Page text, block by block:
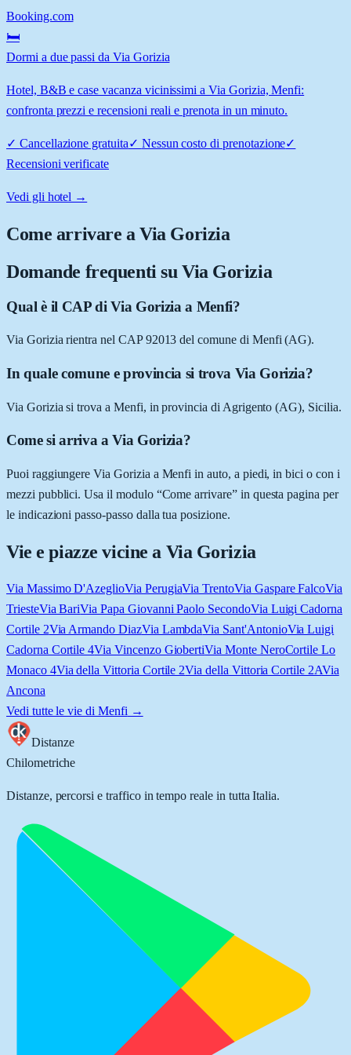
Booking.com
🛏️
Dormi a due passi da Via Gorizia
Hotel, B&B e case vacanza vicinissimi a Via Gorizia, Menfi:
confronta prezzi e recensioni reali e prenota in un minuto.
✓ Cancellazione gratuita✓ Nessun costo di prenotazione✓
Recensioni verificate
Vedi gli hotel →
Come arrivare aVia Gorizia
Domande frequenti su Via Gorizia
Qual è il CAP di Via Gorizia a Menfi?
Via Gorizia rientra nel CAP 92013 del comune di Menfi (AG).
In quale comune e provincia si trova Via Gorizia?
Via Gorizia si trova a Menfi, in provincia di Agrigento (AG), Sicilia.
Come si arriva a Via Gorizia?
Puoi raggiungere Via Gorizia a Menfi in auto, a piedi, in bici o con i
mezzi pubblici. Usa il modulo “Come arrivare” in questa pagina per
le indicazioni passo-passo dalla tua posizione.
Vie e piazze vicine a Via Gorizia
Via Massimo D'AzeglioVia PerugiaVia TrentoVia Gaspare FalcoVia
TriesteVia BariVia Papa Giovanni Paolo SecondoVia Luigi Cadorna
Cortile 2Via Armando DiazVia LambdaVia Sant'AntonioVia Luigi
Cadorna Cortile 4Via Vincenzo GiobertiVia Monte NeroCortile Lo
Monaco 4Via della Vittoria Cortile 2Via della Vittoria Cortile 2AVia
Ancona
Vedi tutte le vie di Menfi →
Distanze
Chilometriche
Distanze, percorsi e traffico in tempo reale in tutta Italia.